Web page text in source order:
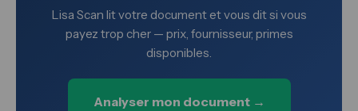
Lisa Scan lit votre document et vous dit si vous
payez trop cher — prix, fournisseur, primes
disponibles.
Analyser mon document →